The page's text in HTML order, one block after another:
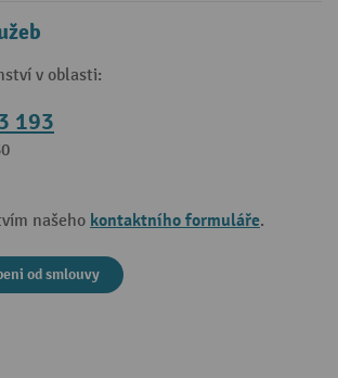
v oblasti:
193
našeho kontaktního formuláře.
od smlouvy